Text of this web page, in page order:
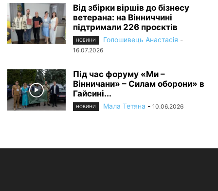
Від збірки віршів до бізнесу
ветерана: на Вінниччині
підтримали 226 проєктів
НОВИНИ Голошивець Анастасія -
16.07.2026
Під час форуму «Ми –
Вінничани» – Силам оборони» в
Гайсині...
НОВИНИ Мала Тетяна - 10.06.2026